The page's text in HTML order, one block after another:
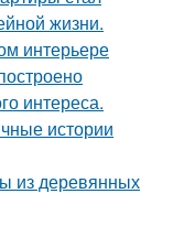
жизни.
интерьере
интереса.
истории
из деревянных